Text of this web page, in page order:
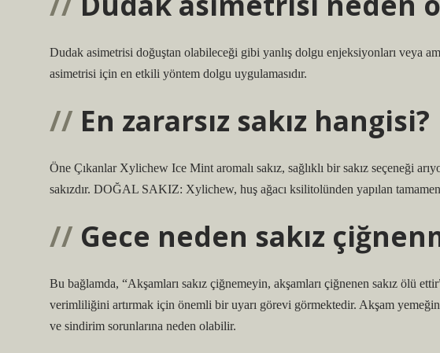
Dudak asimetrisi doğuştan olabileceği gibi yanlış dolgu enjeksiyonları veya
asimetrisi için en etkili yöntem dolgu uygulamasıdır.
En zararsız sakız hangisi?
Öne Çıkanlar Xylichew Ice Mint aromalı sakız, sağlıklı bir sakız seçeneği
sakızdır. DOĞAL SAKIZ: Xylichew, huş ağacı ksilitolünden yapılan tamamen
Gece neden sakız
Bu bağlamda, “Akşamları sakız çiğnemeyin, akşamları çiğnenen sakız ölü
verimliliğini artırmak için önemli bir uyarı görevi görmektedir. Akşam
ve sindirim sorunlarına neden olabilir.